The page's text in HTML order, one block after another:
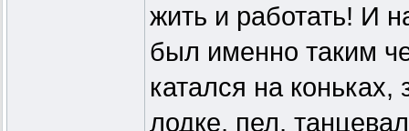
жить и работать! И
был именно таким
катался на
лодке, пел,